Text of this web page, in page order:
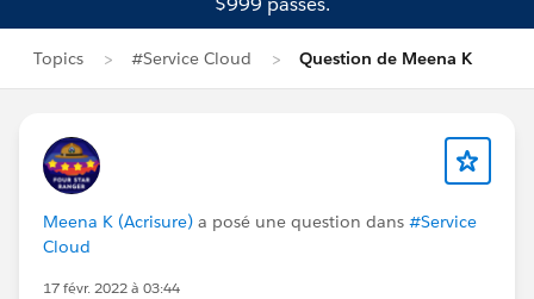
Topics #Service Cloud Question de Meena K
Meena K (Acrisure) a posé une question dans #Service
Cloud
17 févr. 2022 à 03:44